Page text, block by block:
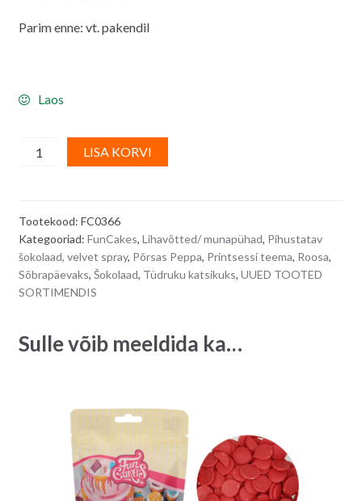
Parim enne: vt. pakendil
Laos
FunCakes
-
100
ml
quantity
LISA KORVI
a
e
Tootekood: FC0366
Kategooriad: FunCakes, Lihavõtted/ munapühad, Pihustatav
šokolaad, velvet spray, Põrsas Peppa, Printsessi teema, Roosa,
Sõbrapäevaks, Šokolaad, Tüdruku katsikuks, UUED TOOTED
SORTIMENDIS
Sulle võib meeldida ka…